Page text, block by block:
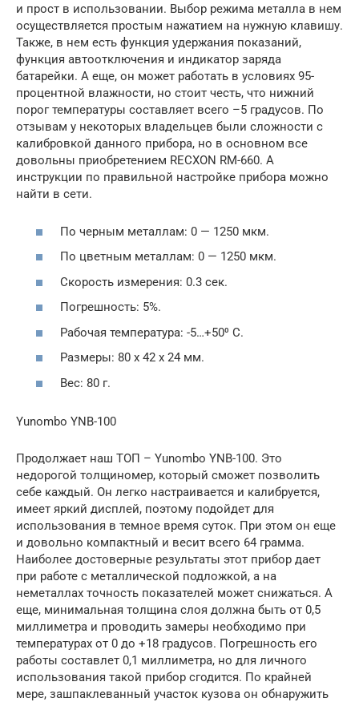
и прост в использовании. Выбор режима металла в нем
осуществляется простым нажатием на нужную клавишу.
Также, в нем есть функция удержания показаний,
функция автоотключения и индикатор заряда
батарейки. А еще, он может работать в условиях 95-
процентной влажности, но стоит честь, что нижний
порог температуры составляет всего –5 градусов. По
отзывам у некоторых владельцев были сложности с
калибровкой данного прибора, но в основном все
довольны приобретением RECXON RM-660. А
инструкции по правильной настройке прибора можно
найти в сети.
По черным металлам: 0 — 1250 мкм.
По цветным металлам: 0 — 1250 мкм.
Скорость измерения: 0.3 сек.
Погрешность: 5%.
Рабочая температура: -5…+50⁰ С.
Размеры: 80 х 42 х 24 мм.
Вес: 80 г.
Yunombo YNB-100
Продолжает наш ТОП – Yunombo YNB-100. Это
недорогой толщиномер, который сможет позволить
себе каждый. Он легко настраивается и калибруется,
имеет яркий дисплей, поэтому подойдет для
использования в темное время суток. При этом он еще
и довольно компактный и весит всего 64 грамма.
Наиболее достоверные результаты этот прибор дает
при работе с металлической подложкой, а на
неметаллах точность показателей может снижаться. А
еще, минимальная толщина слоя должна быть от 0,5
миллиметра и проводить замеры необходимо при
температурах от 0 до +18 градусов. Погрешность его
работы составлет 0,1 миллиметра, но для личного
использования такой прибор сгодится. По крайней
мере, зашпаклеванный участок кузова он обнаружить